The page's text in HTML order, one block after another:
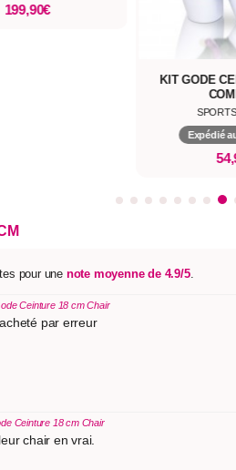
pour une note moyenne de 4.9/5.
Ceinture 18 cm Chair
par erreur
Ceinture 18 cm Chair
chair en vrai.